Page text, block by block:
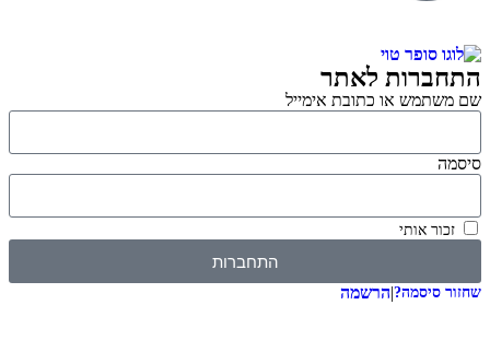
התחברות לאתר
שם משתמש או כתובת אימייל
סיסמה
זכור אותי
התחברות
שחזור סיסמה?|הרשמה